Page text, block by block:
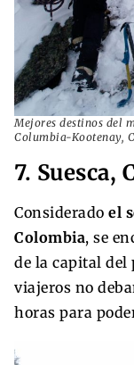
Mejores destinos del
Columbia-Kootenay,
7. Suesca,
Considerado el
Colombia, se
de la capital del
viajeros no
horas para